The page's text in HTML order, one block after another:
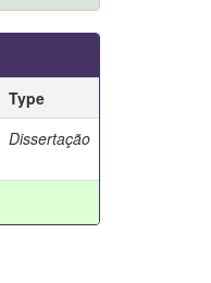
Type
Dissertação